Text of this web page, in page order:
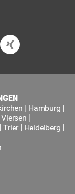
| Hamburg |
Viersen |
| Trier | Heidelberg |